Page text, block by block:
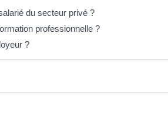
du secteur privé ?
professionnelle ?
?